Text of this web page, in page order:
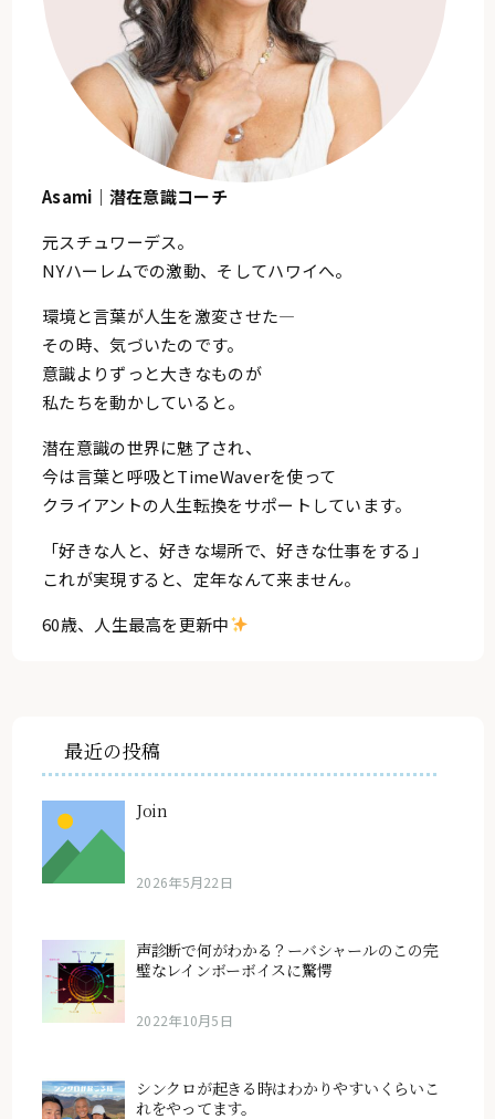
Asami｜潜在意識コーチ
元スチュワーデス。
NYハーレムでの激動、そしてハワイへ。
環境と言葉が人生を激変させた—
その時、気づいたのです。
意識よりずっと大きなものが
私たちを動かしていると。
潜在意識の世界に魅了され、
今は言葉と呼吸とTimeWaverを使って
クライアントの人生転換をサポートしています。
「好きな人と、好きな場所で、好きな仕事をする」
これが実現すると、定年なんて来ません。
60歳、人生最高を更新中
最近の投稿
Join
2026年5月22日
声診断で何がわかる？ーバシャールのこの完
璧なレインボーボイスに驚愕
2022年10月5日
シンクロが起きる時はわかりやすいくらいこ
れをやってます。